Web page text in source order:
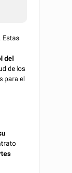
Estas
del
de los
para el